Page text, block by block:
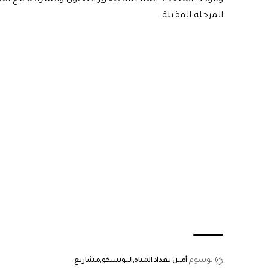
المرحلة المقبلة .
الوسوم أمين بغداد المياه اليونسكو مشاريع